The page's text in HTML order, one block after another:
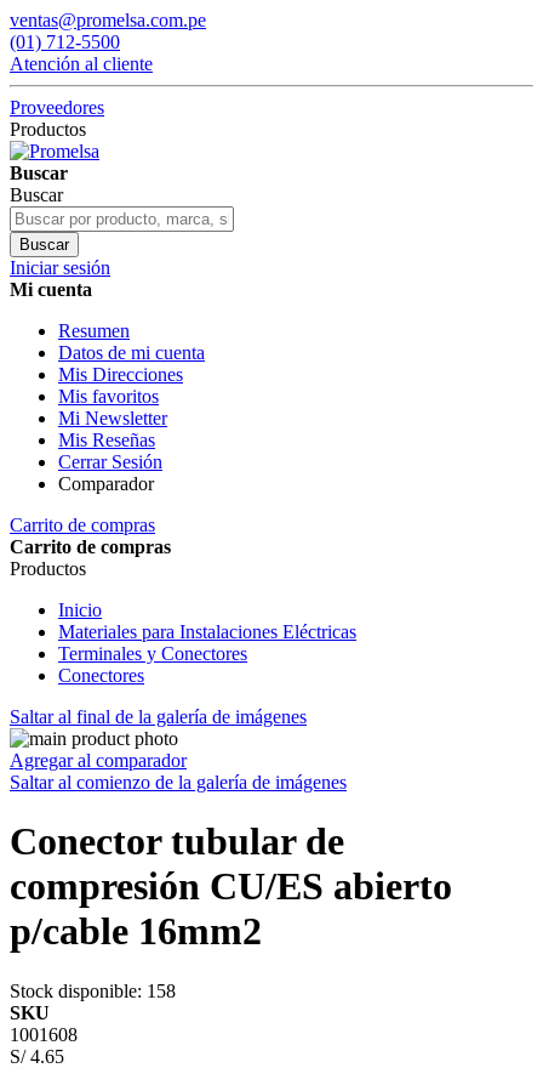
ventas@promelsa.com.pe
(01) 712-5500
Atención al cliente
Proveedores
Productos
Buscar
Buscar
Buscar
Iniciar sesión
Mi cuenta
Resumen
Datos de mi cuenta
Mis Direcciones
Mis favoritos
Mi Newsletter
Mis Reseñas
Cerrar Sesión
Comparador
Carrito de compras
Carrito de compras
Productos
Inicio
Materiales para Instalaciones Eléctricas
Terminales y Conectores
Conectores
Saltar al final de la galería de imágenes
Agregar al comparador
Saltar al comienzo de la galería de imágenes
Conector tubular de
compresión CU/ES abierto
p/cable 16mm2
Stock disponible: 158
SKU
1001608
S/ 4.65